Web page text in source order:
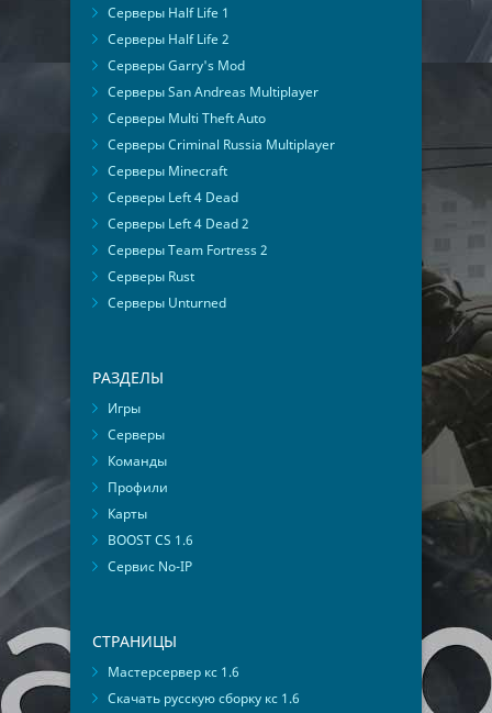
Серверы Half Life 1
Серверы Half Life 2
Серверы Garry's Mod
Серверы San Andreas Multiplayer
Серверы Multi Theft Auto
Серверы Criminal Russia Multiplayer
Серверы Minecraft
Серверы Left 4 Dead
Серверы Left 4 Dead 2
Серверы Team Fortress 2
Серверы Rust
Серверы Unturned
РАЗДЕЛЫ
Игры
Серверы
Команды
Профили
Карты
BOOST CS 1.6
Сервис No-IP
СТРАНИЦЫ
Мастерсервер кс 1.6
Скачать русскую сборку кс 1.6